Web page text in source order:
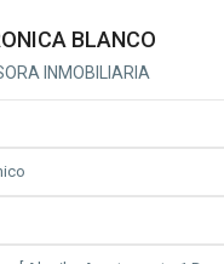
BLANCO
INMOBILIARIA